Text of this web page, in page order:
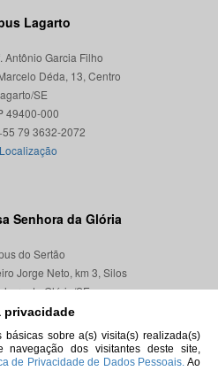
privacidade
básicas sobre a(s) visita(s) realizada(s)
navegação dos visitantes deste site,
de Privacidade de Dados Pessoais. Ao
Lagarto
Antônio Garcia Filho
Déda, 13, Centro
SE
49400-000
Localização
Senhora da Glória
do Sertão
Jorge Neto, km 3, Silos
da Glória/SE
49680-000